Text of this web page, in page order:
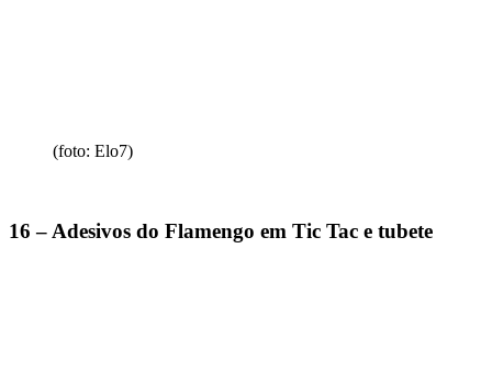
(foto: Elo7)
16 – Adesivos do Flamengo em Tic Tac e tubete